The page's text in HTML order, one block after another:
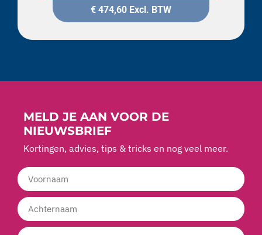
€ 474,60 Excl. BTW
MELD JE AAN VOOR DE
NIEUWSBRIEF
Kortingen, advies, tips & tricks en nog veel meer.